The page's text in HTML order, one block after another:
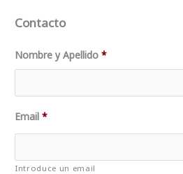
Contacto
Nombre y Apellido *
Email *
Introduce un email